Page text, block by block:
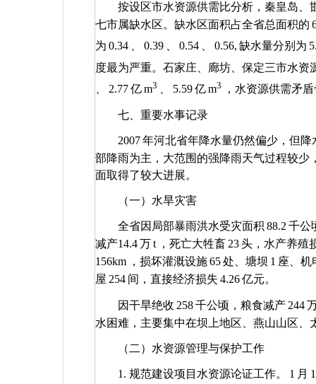
按设区市水资源供需比分析，秦皇岛
七市属缺水区。缺水区面积占全省总面积的
为 0.34 、 0.39 、 0.54 、 0.56, 缺水量分别为
度最为严重。石家庄、廊坊、保定三市水资
2.77亿m3 5.59亿m3 ，水资源供需矛
七、重要水事记录
2007年河北省年降水量仍然偏少，但
部降雨为主，大范围的强降雨天气过程较
面取得了较大进展。
（一）水旱灾害
全省因局部暴雨洪水受灾面积 88.2 千公
减产14.4万t ，死亡大牲畜 23头，水产养殖
156km ，损坏灌溉设施65处、塘坝 1 座、机
屋 254 间，直接经济损失 4.26亿元。
因干旱绝收 258千公顷，粮食减产 244
水困难，主要集中在坝上地区、燕山山区、
（二）水资源管理与保护工作
1. 规范建设项目水资源论证工作。 1 月